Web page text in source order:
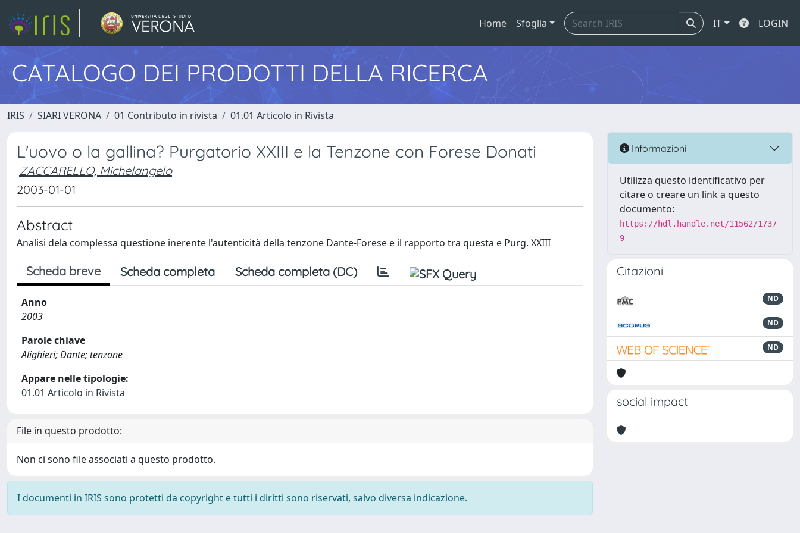
Home Sfoglia IT LOGIN
CATALOGO DEI PRODOTTI DELLA RICERCA
IRIS SIARI VERONA 01 Contributo in rivista 01.01 Articolo in Rivista
L'uovo o la gallina? Purgatorio XXIII e la Tenzone con Forese Donati
ZACCARELLO, Michelangelo
2003-01-01
Abstract
Analisi dela complessa questione inerente l'autenticità della tenzone Dante-Forese e il rapporto tra questa e Purg. XXIII
Scheda breve Scheda completa Scheda completa (DC)
Anno
2003
Parole chiave
Alighieri; Dante; tenzone
Appare nelle tipologie:
01.01 Articolo in Rivista
File in questo prodotto:
Non ci sono file associati a questo prodotto.
I documenti in IRIS sono protetti da copyright e tutti i diritti sono riservati, salvo diversa indicazione.
Informazioni
Utilizza questo identificativo per
citare o creare un link a questo
documento:
https://hdl.handle.net/11562/1737
9
Citazioni
ND
ND
ND
social impact